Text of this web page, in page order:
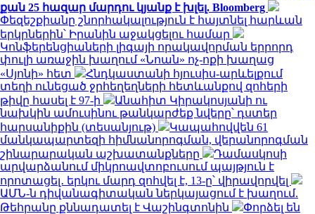
քան 25 հազար մարդու կյանք է խլել. Bloomberg
Փեզեշքիանը շնորհակալություն է հայտնել հարևան
երկրներին՝ Իրանին աջակցելու համար
Կոնֆերենցիաների լիգայի որակավորման երրորդ
փուլի առաջին խաղում «Նոան» ոչ-ոքի խաղաց
«Սյոնի» հետ
Հնդկաստանի հյուսիս-արևելքում
տեղի ունեցած ջրհեղեղների հետևանքով զոհերի
թիվը հասել է 97-ի
Անահիտ Կիրակոսյանի ու
նախկին ամուսինու թանկարժեք նվերը՝ դստեր
հարսանիքին (տեսանյութ)
Կապահովվեն 61
մանկապարտեզի հիմնանորոգման, վերանորոգման
շինարարական աշխատանքները
Դամասկոսի
արվարձանում միկրոավտոբուսում պայթյուն է
որոտացել․ երկու մարդ զոհվել է, 13-ը՝ վիրավորվել
ԱՄՆ-ն դիվանագիտական ներկայացում է խաղում.
Թեհրանը քննադատել է Վաշինգտոնին
Փորձել են